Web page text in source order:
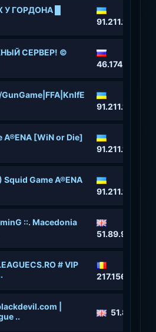
У ГОРДОНА █
СЕРВЕР! ©
A®ENA [WiN or Die]
Squid Game A®ENA
::. Macedonia
# VIP
|
..